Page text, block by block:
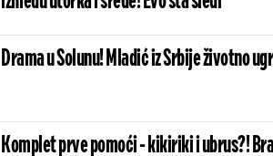
Drama u Solunu! Mladić iz Srbije životno
Komplet prve pomoći - kikiriki i ubrus?!